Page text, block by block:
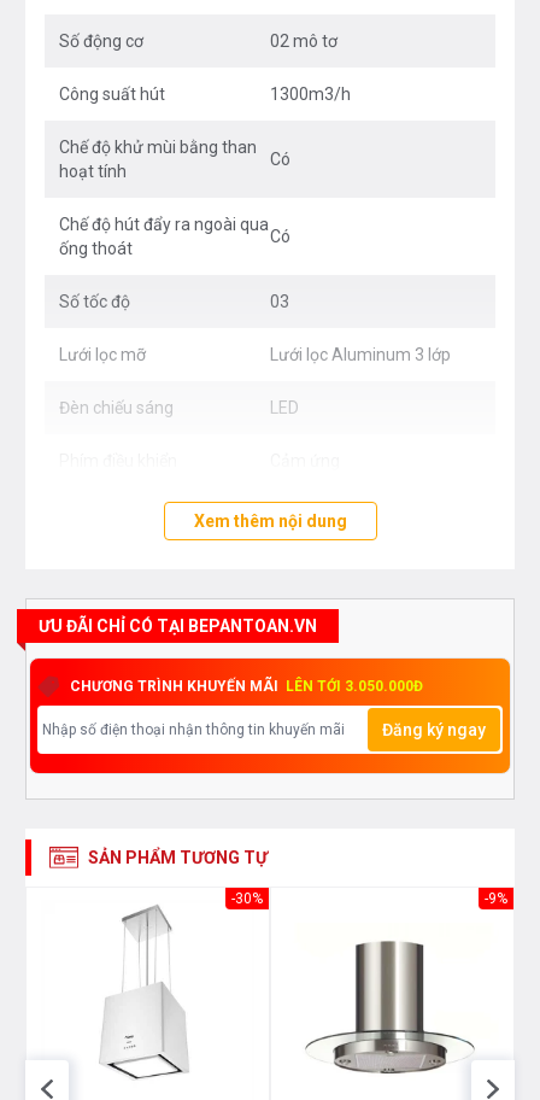
Số động cơ 02 mô tơ
Công suất hút 1300m3/h
Chế độ khử mùi bằng than
hoạt tính
Có
Chế độ hút đẩy ra ngoài qua
ống thoát
Có
Số tốc độ 03
Lưới lọc mỡ Lưới lọc Aluminum 3 lớp
Đèn chiếu sáng LED
Chất liệu/ màu sắc Inox, kính
Kích thước sản phẩm 900 mm
Xem thêm nội dung
ƯU ĐÃI CHỈ CÓ TẠI BEPANTOAN.VN
CHƯƠNG TRÌNH KHUYẾN MÃI LÊN TỚI 3.050.000Đ
Đăng ký ngay
SẢN PHẨM TƯƠNG TỰ
-30% -9%